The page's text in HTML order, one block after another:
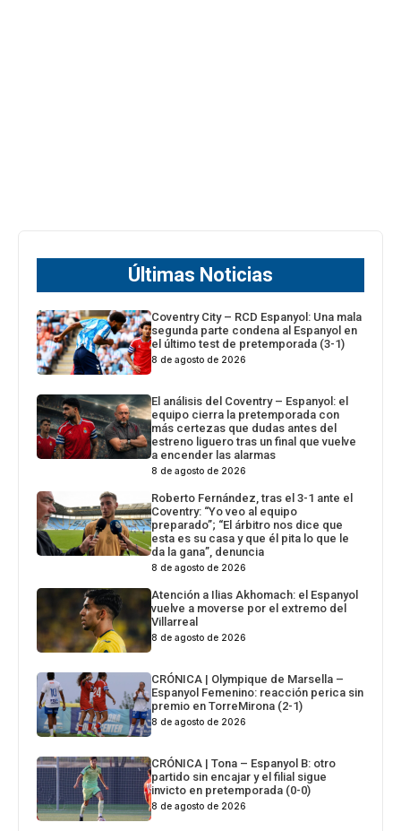
Últimas Noticias
Coventry City – RCD Espanyol: Una mala
segunda parte condena al Espanyol en
el último test de pretemporada (3-1)
8 de agosto de 2026
El análisis del Coventry – Espanyol: el
equipo cierra la pretemporada con
más certezas que dudas antes del
estreno liguero tras un final que vuelve
a encender las alarmas
8 de agosto de 2026
Roberto Fernández, tras el 3-1 ante el
Coventry: “Yo veo al equipo
preparado”; “El árbitro nos dice que
esta es su casa y que él pita lo que le
da la gana”, denuncia
8 de agosto de 2026
Atención a Ilias Akhomach: el Espanyol
vuelve a moverse por el extremo del
Villarreal
8 de agosto de 2026
CRÓNICA | Olympique de Marsella –
Espanyol Femenino: reacción perica sin
premio en TorreMirona (2-1)
8 de agosto de 2026
CRÓNICA | Tona – Espanyol B: otro
partido sin encajar y el filial sigue
invicto en pretemporada (0-0)
8 de agosto de 2026